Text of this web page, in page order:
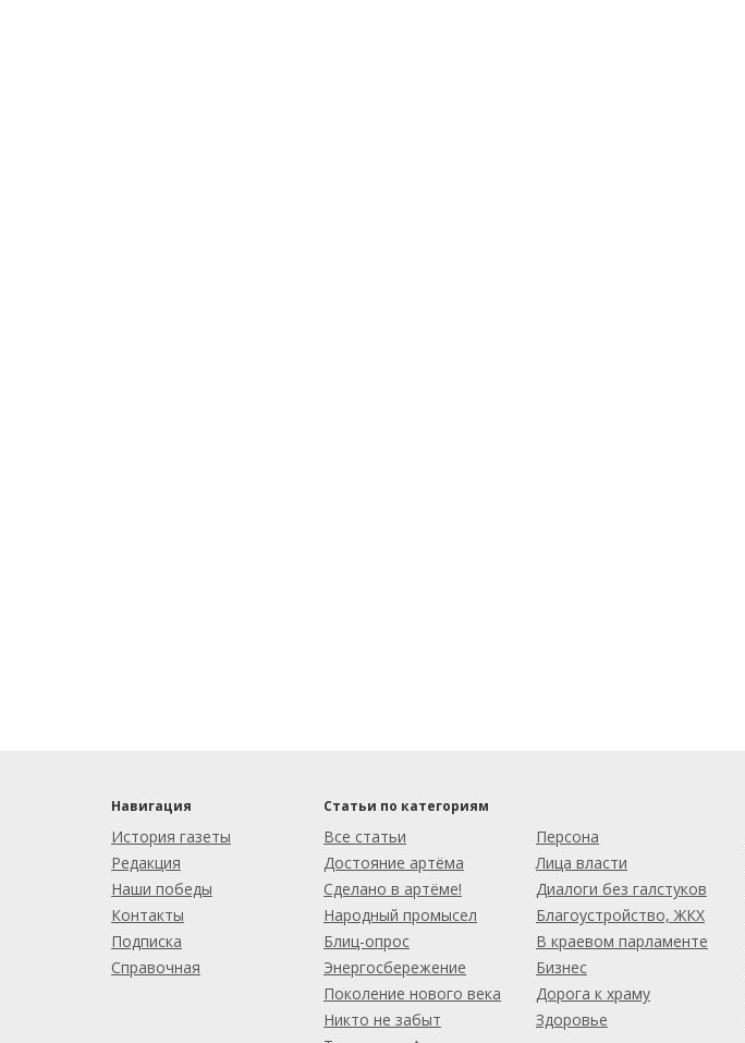
Навигация
История газеты
Редакция
Наши победы
Контакты
Подписка
Справочная
Статьи по категориям
Все статьи
Достояние артёма
Сделано в артёме!
Народный промысел
Блиц-опрос
Энергосбережение
Поколение нового века
Никто не забыт
Персона
Лица власти
Диалоги без галстуков
Благоустройство, ЖКХ
В краевом парламенте
Бизнес
Дорога к храму
Здоровье